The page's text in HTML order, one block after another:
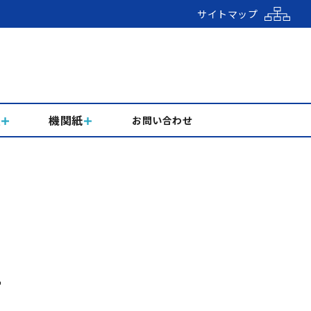
サイトマップ
機関紙 お問い合わせ